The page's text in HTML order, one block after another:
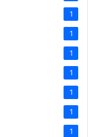
1
1
1
1
1
1
1